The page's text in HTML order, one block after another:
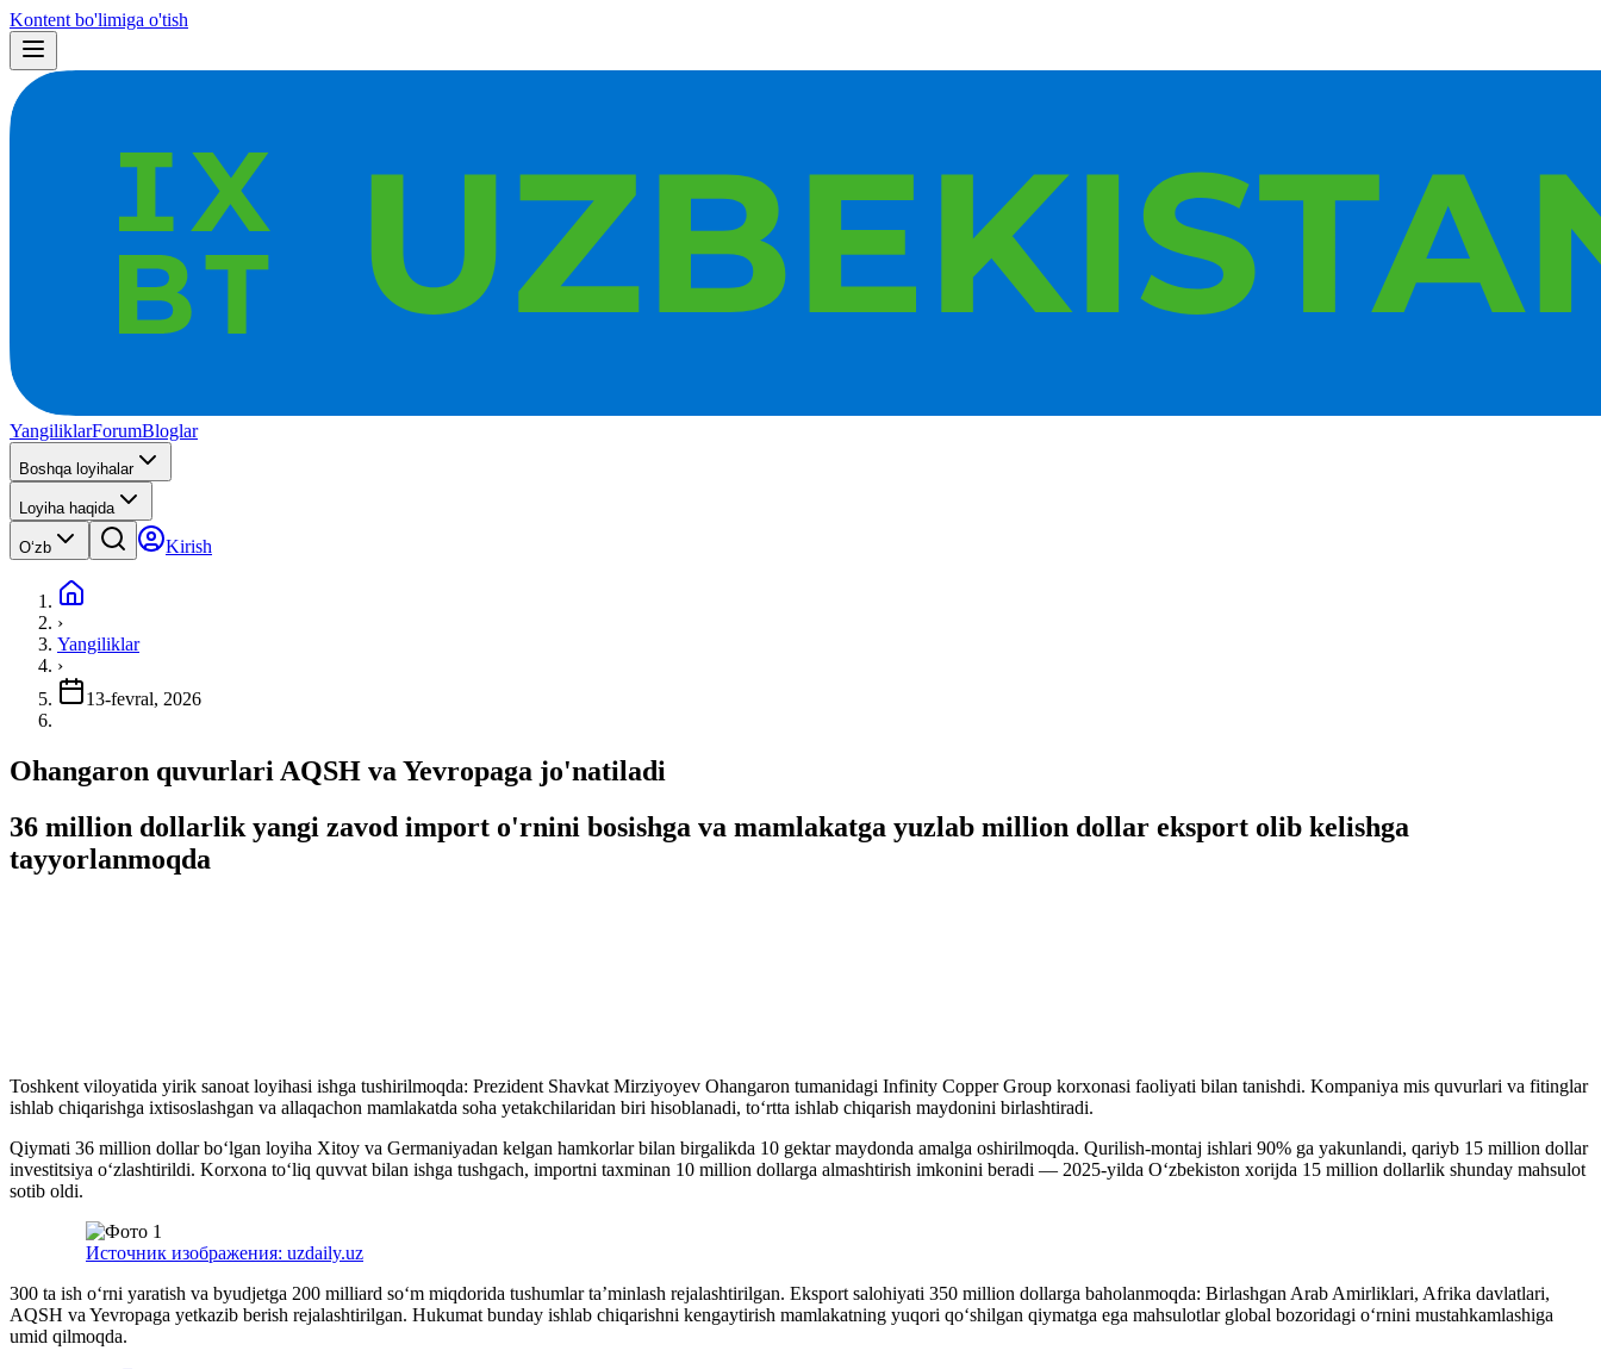
Kontent bo'limiga o'tish
YangiliklarForumBloglar
Boshqa loyihalar
Loyiha haqida
Oʻzb Kirish
›
Yangiliklar
›
13-fevral, 2026
Ohangaron quvurlari AQSH va Yevropaga jo'natiladi
36 million dollarlik yangi zavod import o'rnini bosishga va mamlakatga yuzlab million dollar eksport olib kelishga
tayyorlanmoqda
Toshkent viloyatida yirik sanoat loyihasi ishga tushirilmoqda: Prezident Shavkat Mirziyoyev Ohangaron tumanidagi Infinity Copper Group korxonasi faoliyati bilan tanishdi. Kompaniya mis quvurlari va fitinglar
ishlab chiqarishga ixtisoslashgan va allaqachon mamlakatda soha yetakchilaridan biri hisoblanadi, to‘rtta ishlab chiqarish maydonini birlashtiradi.
Qiymati 36 million dollar bo‘lgan loyiha Xitoy va Germaniyadan kelgan hamkorlar bilan birgalikda 10 gektar maydonda amalga oshirilmoqda. Qurilish-montaj ishlari 90% ga yakunlandi, qariyb 15 million dollar
investitsiya o‘zlashtirildi. Korxona to‘liq quvvat bilan ishga tushgach, importni taxminan 10 million dollarga almashtirish imkonini beradi — 2025-yilda O‘zbekiston xorijda 15 million dollarlik shunday mahsulot
sotib oldi.
Источник изображения: uzdaily.uz
300 ta ish o‘rni yaratish va byudjetga 200 milliard so‘m miqdorida tushumlar ta’minlash rejalashtirilgan. Eksport salohiyati 350 million dollarga baholanmoqda: Birlashgan Arab Amirliklari, Afrika davlatlari,
AQSH va Yevropaga yetkazib berish rejalashtirilgan. Hukumat bunday ishlab chiqarishni kengaytirish mamlakatning yuqori qo‘shilgan qiymatga ega mahsulotlar global bozoridagi o‘rnini mustahkamlashiga
umid qilmoqda.